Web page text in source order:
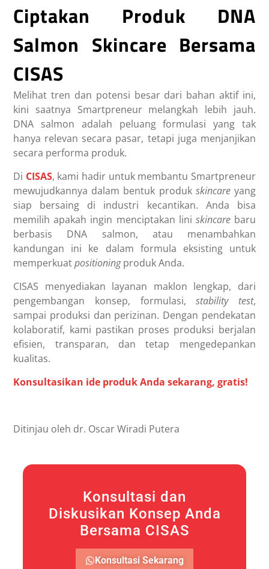
Ciptakan Produk DNA
Salmon Skincare Bersama
CISAS
Melihat tren dan potensi besar dari bahan aktif ini,
kini saatnya Smartpreneur melangkah lebih jauh.
DNA salmon adalah peluang formulasi yang tak
hanya relevan secara pasar, tetapi juga menjanjikan
secara performa produk.
Di CISAS, kami hadir untuk membantu Smartpreneur
mewujudkannya dalam bentuk produk skincareyang
siap bersaing di industri kecantikan. Anda bisa
memilih apakah ingin menciptakan lini skincarebaru
berbasis DNA salmon, atau menambahkan
kandungan ini ke dalam formula eksisting untuk
memperkuatpositioningproduk Anda.
CISAS menyediakan layanan maklon lengkap, dari
pengembangan konsep, formulasi,stability test,
sampai produksi dan perizinan. Dengan pendekatan
kolaboratif, kami pastikan proses produksi berjalan
efisien, transparan, dan tetap mengedepankan
kualitas.
Konsultasikan ide produk Anda sekarang, gratis!
Ditinjau oleh dr. Oscar Wiradi Putera
Konsultasi dan
Diskusikan Konsep Anda
Bersama CISAS
Konsultasi Sekarang